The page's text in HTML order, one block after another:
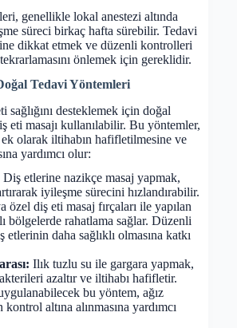
genellikle lokal anestezi altında
süreci birkaç hafta sürebilir. Tedavi
dikkat etmek ve düzenli kontrolleri
önlemek için gereklidir.
Tedavi Yöntemleri
sağlığını desteklemek için doğal
eti masajı kullanılabilir. Bu yöntemler,
olarak iltihabın hafifletilmesine ve
yardımcı olur:
Diş etlerine nazikçe masaj yapmak,
iyileşme sürecini hızlandırabilir.
özel diş eti masaj fırçaları ile yapılan
bölgelerde rahatlama sağlar. Düzenli
etlerinin daha sağlıklı olmasına katkı
Ilık tuzlu su ile gargara yapmak,
azaltır ve iltihabı hafifletir.
bu yöntem, ağız
altına alınmasına yardımcı